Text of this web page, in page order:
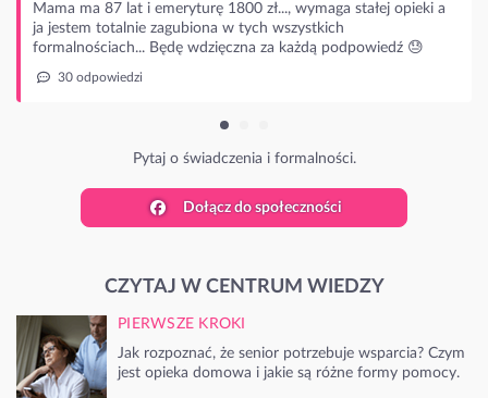
1800 zł..., wymaga stałej opieki a
w tych wszystkich
za każdą podpowiedź 😓
i formalności.
Dołącz do społeczności
CZYTAJ W CENTRUM WIEDZY
PIERWSZE KROKI
Jak rozpoznać, że senior potrzebuje wsparcia? Czym
jest opieka domowa i jakie są różne formy pomocy.